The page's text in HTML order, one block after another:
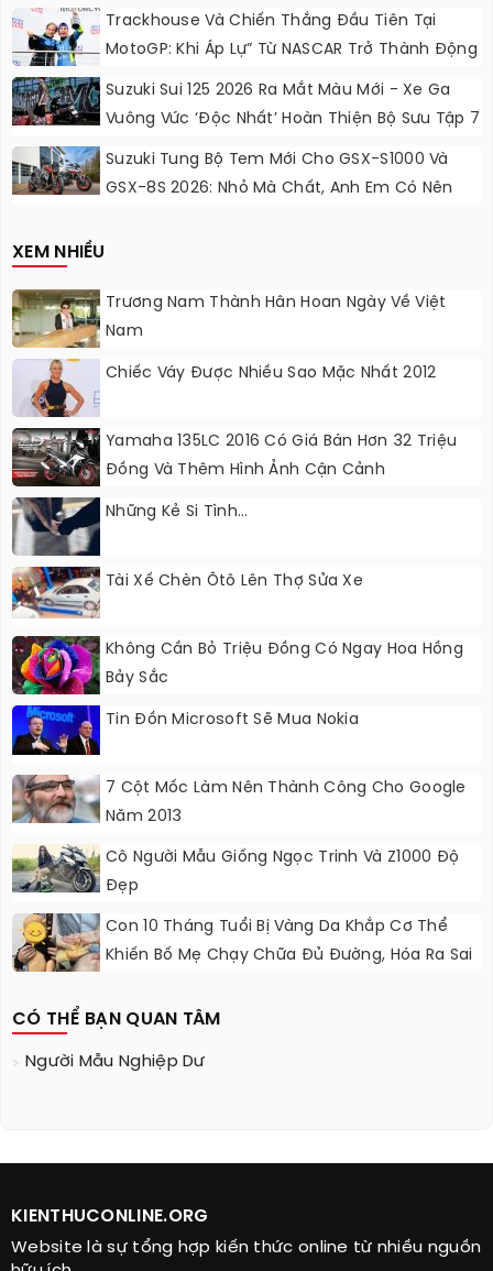
Chơi, Thêm Cá Tính
Trackhouse Và Chiến Thắng Đầu Tiên Tại
MotoGP: Khi Áp Lự” Từ NASCAR Trở Thành Động
Lực Ngọt Ngào
Suzuki Sui 125 2026 Ra Mắt Màu Mới - Xe Ga
Vuông Vức ‘độc Nhất’ Hoàn Thiện Bộ Sưu Tập 7
Sắc Cầu Vồng
Suzuki Tung Bộ Tem Mới Cho GSX-S1000 Và
GSX-8S 2026: Nhỏ Mà Chất, Anh Em Có Nên
XEM NHIỀU
Trương Nam Thành Hân Hoan Ngày Về Việt
Nam
Chiếc Váy Được Nhiều Sao Mặc Nhất 2012
Yamaha 135LC 2016 Có Giá Bán Hơn 32 Triệu
Đồng Và Thêm Hình Ảnh Cận Cảnh
Những Kẻ Si Tình...
Tài Xế Chèn Ôtô Lên Thợ Sửa Xe
Không Cần Bỏ Triệu Đồng Có Ngay Hoa Hồng
Bảy Sắc
Tin Đồn Microsoft Sẽ Mua Nokia
7 Cột Mốc Làm Nên Thành Công Cho Google
Năm 2013
Cô Người Mẫu Giống Ngọc Trinh Và Z1000 Độ
Đẹp
Con 10 Tháng Tuổi Bị Vàng Da Khắp Cơ Thể
Khiến Bố Mẹ Chạy Chữa Đủ Đường, Hóa Ra Sai
CÓ THỂ BẠN QUAN TÂM
Người Mẫu Nghiệp Dư
KIENTHUCONLINE.ORG
Website là sự tổng hợp kiến thức online từ nhiều nguồn